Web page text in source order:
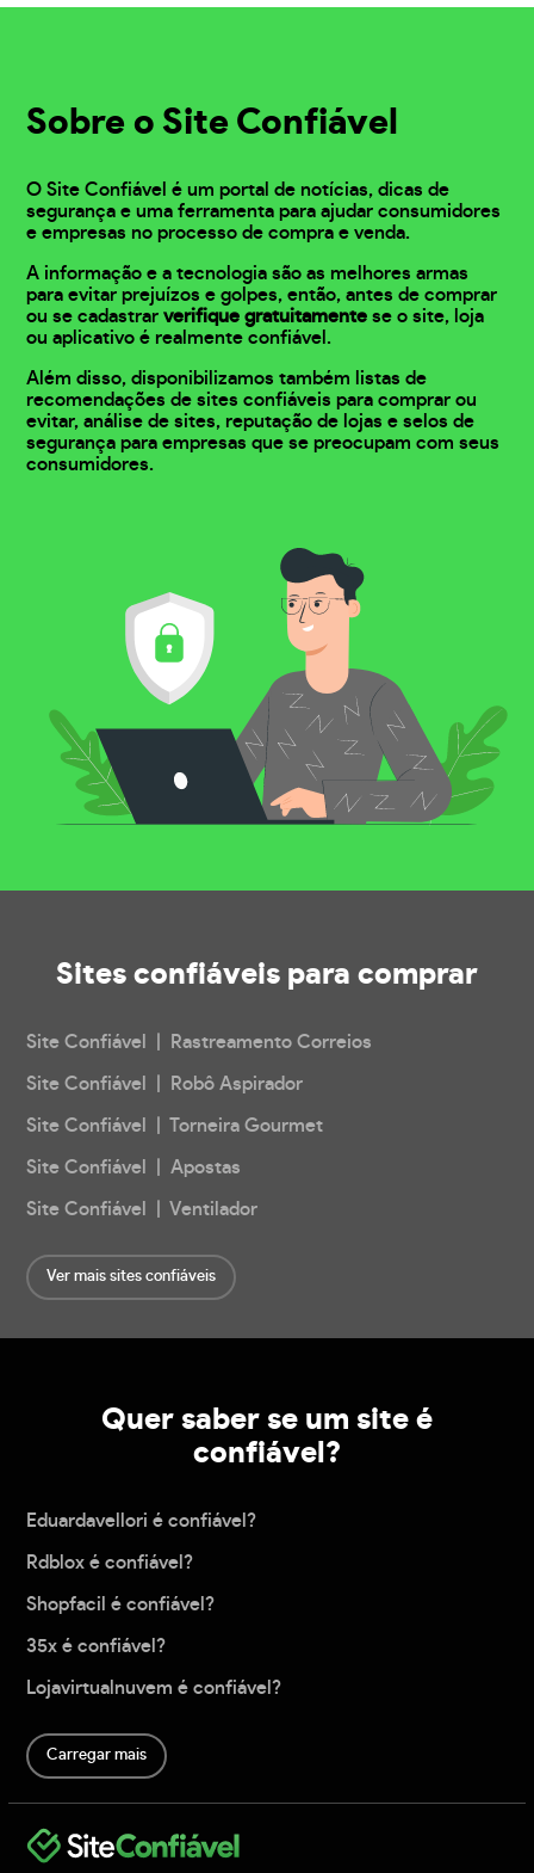
Sobre o Site Confiável
O Site Confiável é um portal de notícias, dicas de
segurança e uma ferramenta para ajudar consumidores
e empresas no processo de compra e venda.
A informação e a tecnologia são as melhores armas
para evitar prejuízos e golpes, então, antes de comprar
ou se cadastrarverifique gratuitamente se o site, loja
ou aplicativo é realmente confiável.
Além disso, disponibilizamos também listas de
recomendações de sites confiáveis para comprar ou
evitar, análise de sites, reputação de lojas e selos de
segurança para empresas que se preocupam com seus
consumidores.
Sites confiáveis para comprar
Site Confiável | Rastreamento Correios
Site Confiável | Robô Aspirador
Site Confiável | Torneira Gourmet
Site Confiável | Apostas
Site Confiável | Ventilador
Ver mais sites confiáveis
Quer saber se um site é
confiável?
Eduardavellori é confiável?
Rdblox é confiável?
Shopfacil é confiável?
35x é confiável?
Lojavirtualnuvem é confiável?
Carregar mais